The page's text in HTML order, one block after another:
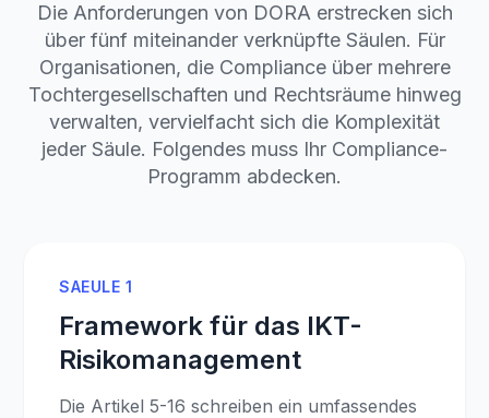
Die Anforderungen von DORA erstrecken sich
über fünf miteinander verknüpfte Säulen. Für
Organisationen, die Compliance über mehrere
Tochtergesellschaften und Rechtsräume hinweg
verwalten, vervielfacht sich die Komplexität
jeder Säule. Folgendes muss Ihr Compliance-
Programm abdecken.
SAEULE 1
Framework für das IKT-
Risikomanagement
Die Artikel 5-16 schreiben ein umfassendes